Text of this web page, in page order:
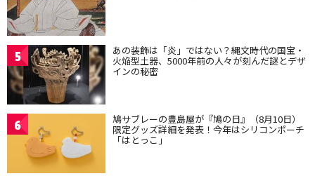
5 あの装飾は「炎」ではない？縄文時代の国宝・
火焔型土器、5000年前の人々が刻んだ謎とデザ
インの秘密
6 鳩サブレーの豊島屋が『鳩の日』（8月10日）
限定グッズ詳細を発表！今年はシリコンポーチ
「はとっこ」